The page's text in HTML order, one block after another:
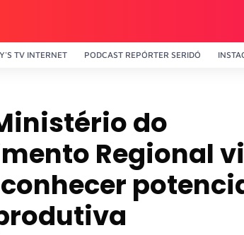
TV INTERNET PODCAST REPÓRTER SERIDÓ
do
Regional